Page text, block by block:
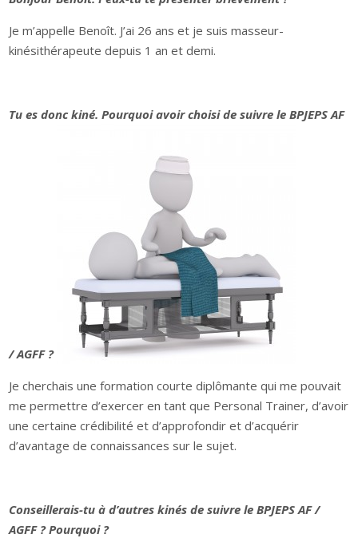
Je m’appelle Benoît. J’ai 26 ans et je suis masseur-
kinésithérapeute depuis 1 an et demi.
Tu es donc kiné. Pourquoi avoir choisi de suivre le BPJEPS AF
/ AGFF ?
Je cherchais une formation courte diplômante qui me pouvait
me permettre d’exercer en tant que Personal Trainer, d’avoir
une certaine crédibilité et d’approfondir et d’acquérir
d’avantage de connaissances sur le sujet.
Conseillerais-tu à d’autres kinés de suivre le BPJEPS AF /
AGFF ? Pourquoi ?